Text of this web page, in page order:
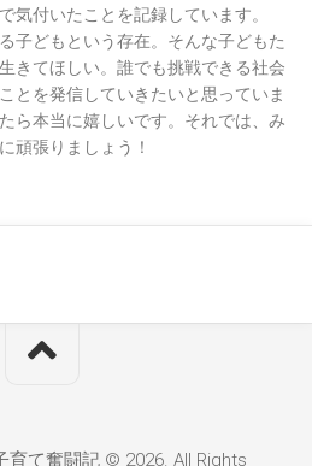
気付いたことを記録しています。
子どもという存在。そんな子どもた
きてほしい。誰でも挑戦できる社会
とを発信していきたいと思っていま
ら本当に嬉しいです。それでは、み
頑張りましょう！
育て奮闘記 © 2026. All Rights